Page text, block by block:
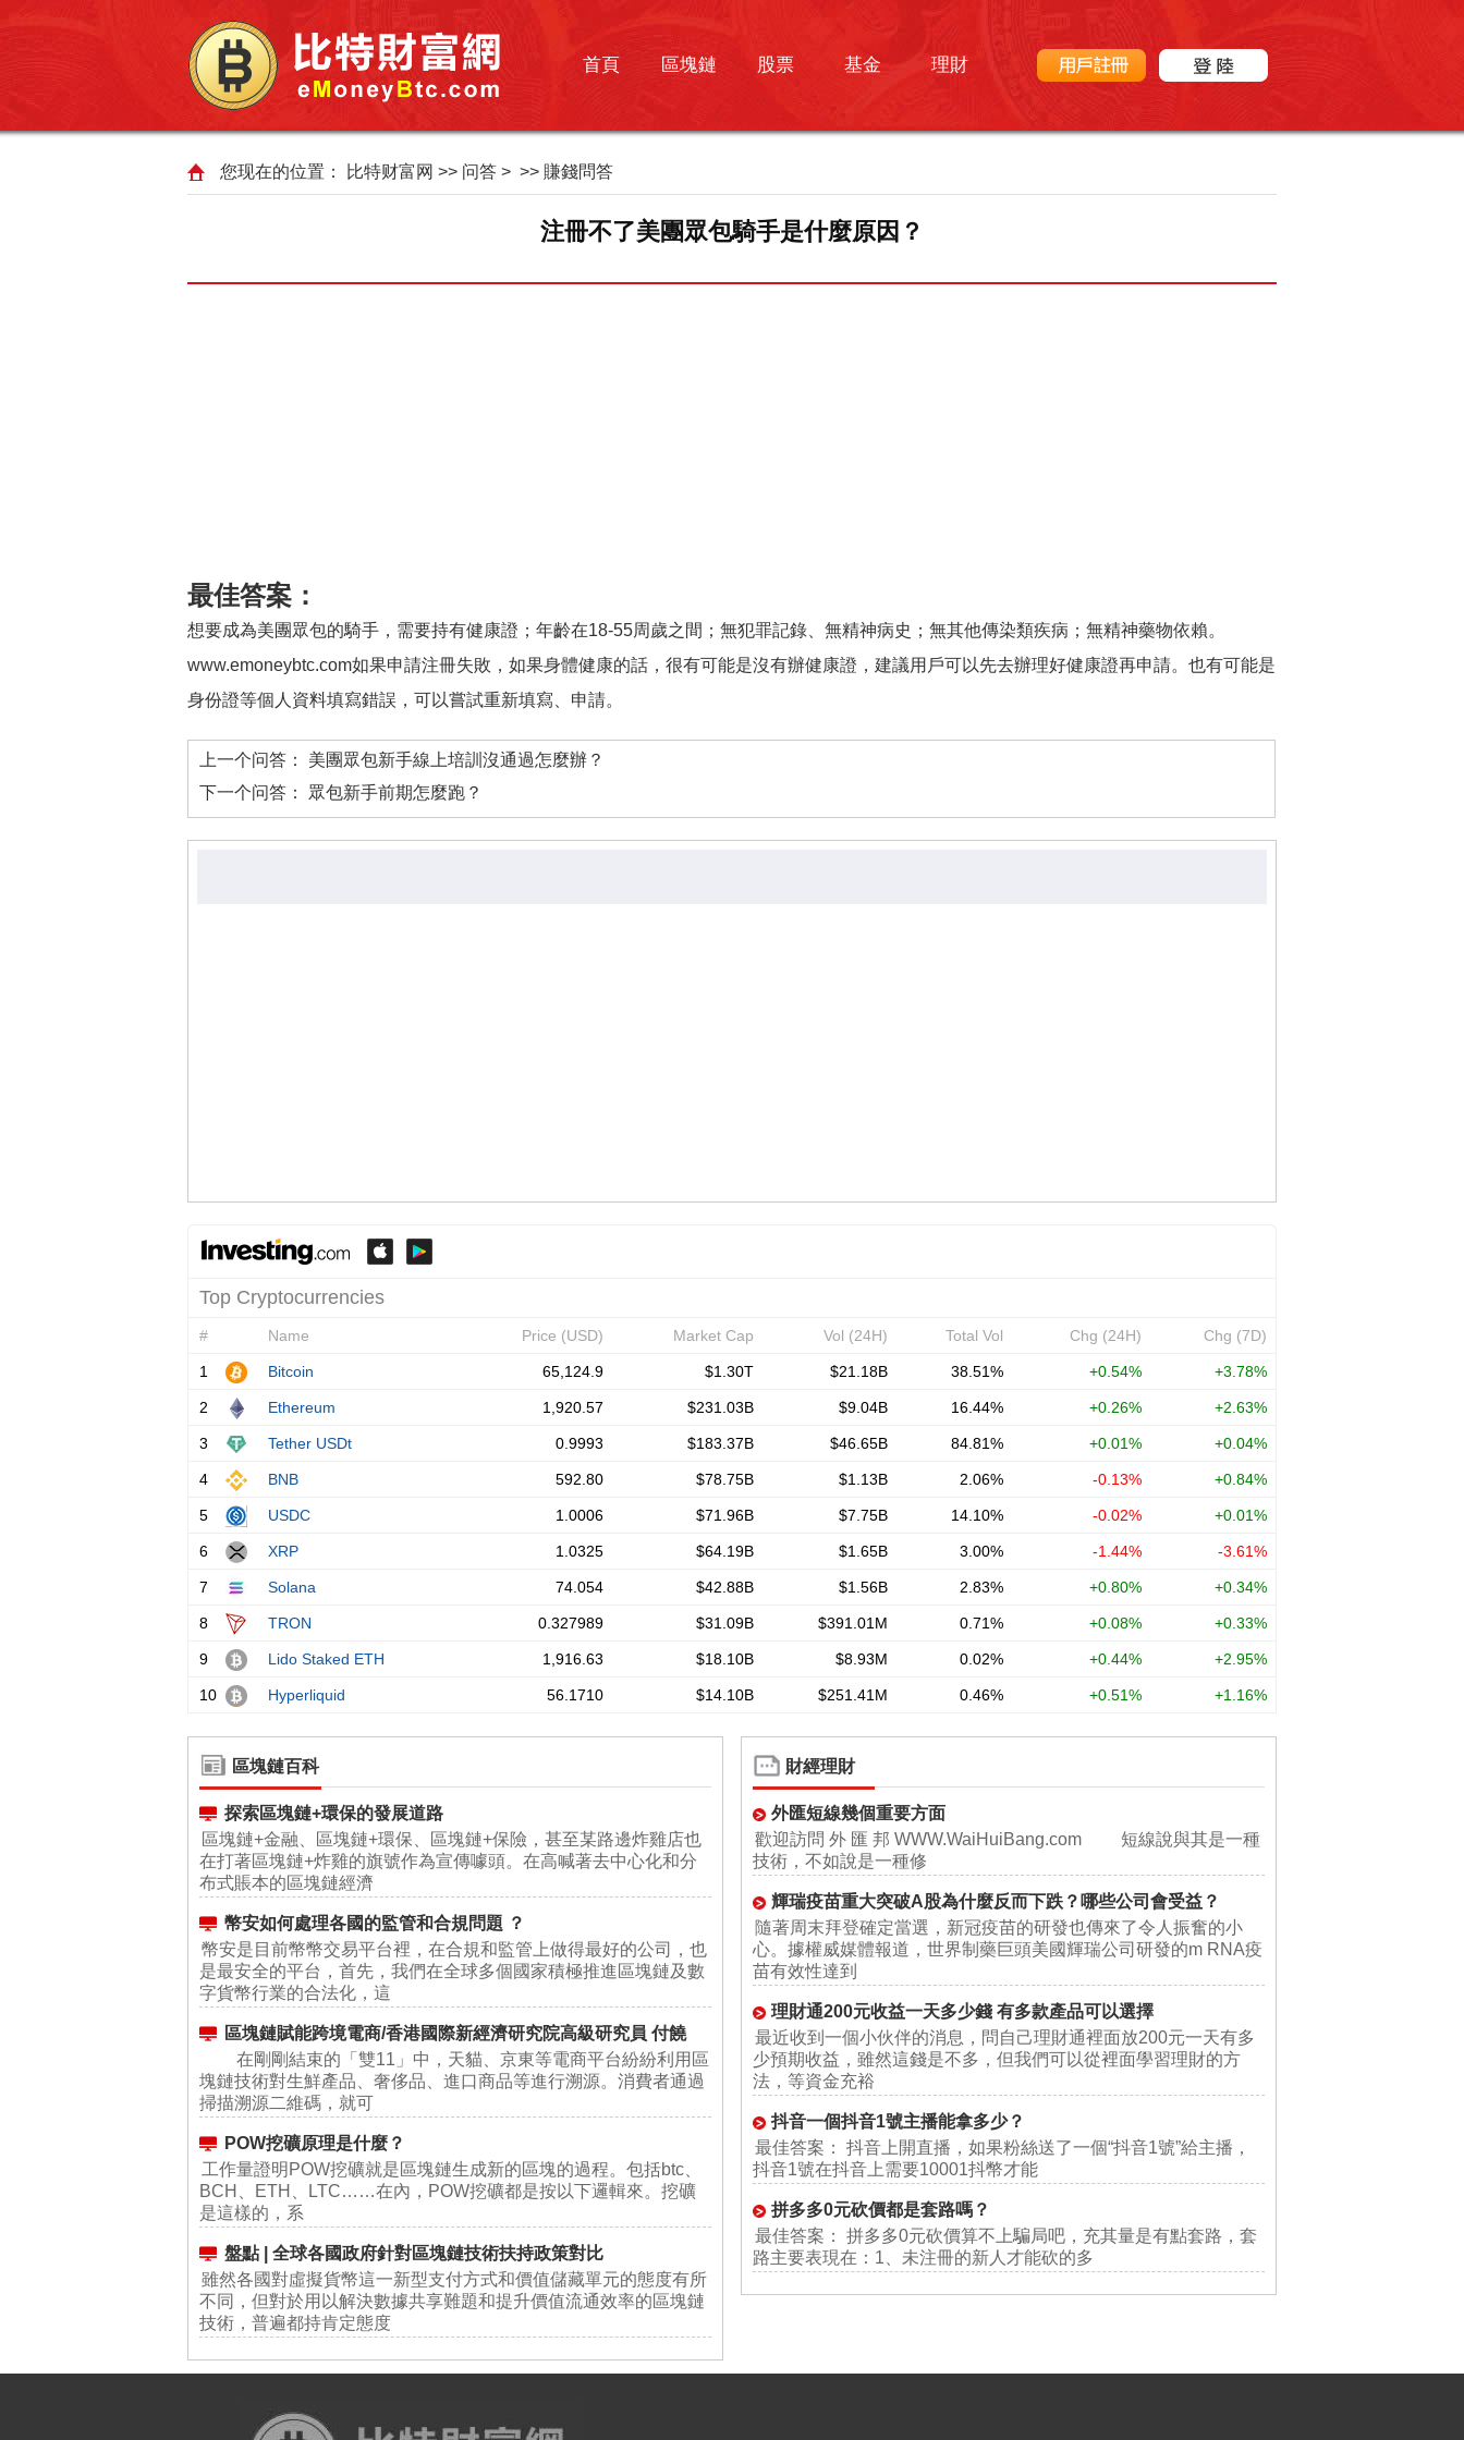
首頁 區塊鏈 股票 基金 理財
您现在的位置： 比特财富网 >> 问答 > >> 賺錢問答
注冊不了美團眾包騎手是什麼原因？
最佳答案：
想要成為美團眾包的騎手，需要持有健康證；年齡在18-55周歲之間；無犯罪記錄、無精神病史；無其他傳染類疾病；無精神藥物依賴。
www.emoneybtc.com如果申請注冊失敗，如果身體健康的話，很有可能是沒有辦健康證，建議用戶可以先去辦理好健康證再申請。也有可能是
身份證等個人資料填寫錯誤，可以嘗試重新填寫、申請。
上一个问答： 美團眾包新手線上培訓沒通過怎麼辦？
下一个问答： 眾包新手前期怎麼跑？
區塊鏈百科
探索區塊鏈+環保的發展道路
區塊鏈+金融、區塊鏈+環保、區塊鏈+保險，甚至某路邊炸雞店也
在打著區塊鏈+炸雞的旗號作為宣傳噱頭。在高喊著去中心化和分
布式賬本的區塊鏈經濟
幣安如何處理各國的監管和合規問題 ？
幣安是目前幣幣交易平台裡，在合規和監管上做得最好的公司，也
是最安全的平台，首先，我們在全球多個國家積極推進區塊鏈及數
字貨幣行業的合法化，這
區塊鏈賦能跨境電商/香港國際新經濟研究院高級研究員 付饒
在剛剛結束的「雙11」中，天貓、京東等電商平台紛紛利用區
塊鏈技術對生鮮產品、奢侈品、進口商品等進行溯源。消費者通過
掃描溯源二維碼，就可
POW挖礦原理是什麼？
工作量證明POW挖礦就是區塊鏈生成新的區塊的過程。包括btc、
BCH、ETH、LTC……在內，POW挖礦都是按以下邏輯來。挖礦
是這樣的，系
盤點 | 全球各國政府針對區塊鏈技術扶持政策對比
雖然各國對虛擬貨幣這一新型支付方式和價值儲藏單元的態度有所
不同，但對於用以解決數據共享難題和提升價值流通效率的區塊鏈
技術，普遍都持肯定態度
財經理財
外匯短線幾個重要方面
歡迎訪問 外 匯 邦 WWW.WaiHuiBang.com 短線說與其是一種
技術，不如說是一種修
輝瑞疫苗重大突破A股為什麼反而下跌？哪些公司會受益？
隨著周末拜登確定當選，新冠疫苗的研發也傳來了令人振奮的小
心。據權威媒體報道，世界制藥巨頭美國輝瑞公司研發的m RNA疫
苗有效性達到
理財通200元收益一天多少錢 有多款產品可以選擇
最近收到一個小伙伴的消息，問自己理財通裡面放200元一天有多
少預期收益，雖然這錢是不多，但我們可以從裡面學習理財的方
法，等資金充裕
抖音一個抖音1號主播能拿多少？
最佳答案： 抖音上開直播，如果粉絲送了一個“抖音1號”給主播，
抖音1號在抖音上需要10001抖幣才能
拼多多0元砍價都是套路嗎？
最佳答案： 拼多多0元砍價算不上騙局吧，充其量是有點套路，套
路主要表現在：1、未注冊的新人才能砍的多